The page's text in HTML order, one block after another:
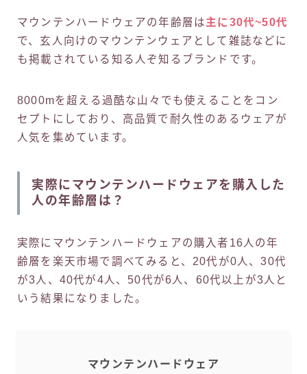
マウンテンハードウェアの年齢層は主に30代~50代
で、玄人向けのマウンテンウェアとして雑誌などに
も掲載されている知る人ぞ知るブランドです。
8000mを超える過酷な山々でも使えることをコン
セプトにしており、高品質で耐久性のあるウェアが
人気を集めています。
実際にマウンテンハードウェアを購入した
人の年齢層は？
実際にマウンテンハードウェアの購入者16人の年
齢層を楽天市場で調べてみると、20代が0人、30代
が3人、40代が4人、50代が6人、60代以上が3人と
いう結果になりました。
マウンテンハードウェア